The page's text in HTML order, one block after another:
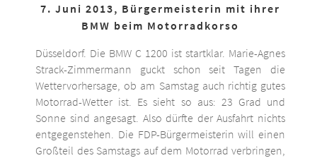
7. Juni 2013, Bürgermeisterin mit ihrer
BMW beim Motorradkorso
Düsseldorf. Die BMW C 1200 ist startklar. Marie-Agnes
Strack-Zimmermann guckt schon seit Tagen die
Wettervorhersage, ob am Samstag auch richtig gutes
Motorrad-Wetter ist. Es sieht so aus: 23 Grad und
Sonne sind angesagt. Also dürfte der Ausfahrt nichts
entgegenstehen. Die FDP-Bürgermeisterin will einen
Großteil des Samstags auf dem Motorrad verbringen,